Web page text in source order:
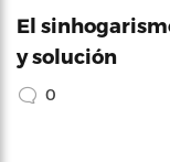
El
y solución
0